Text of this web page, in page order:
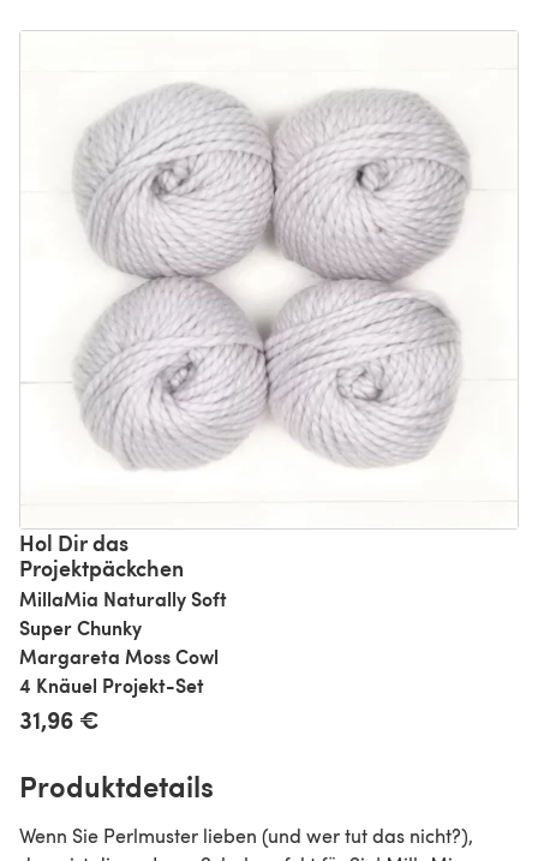
Hol Dir das
Projektpäckchen
MillaMia Naturally Soft
Super Chunky
Margareta Moss Cowl
4 Knäuel Projekt-Set
31,96 €
Produktdetails
Wenn Sie Perlmuster lieben (und wer tut das nicht?),